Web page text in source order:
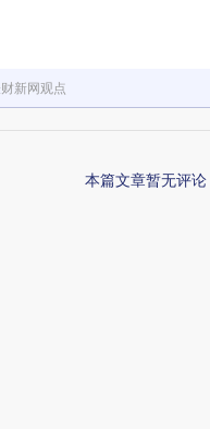
新网观点
本篇文章暂无评论